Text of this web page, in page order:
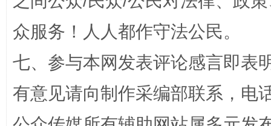
众服务！人人都作守法公民。
七、参与本网发表评论感言即表
有意见请向制作采编部联系，电